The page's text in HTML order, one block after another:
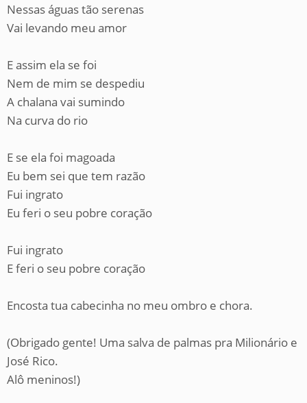
Nessas águas tão serenas
Vai levando meu amor
E assim ela se foi
Nem de mim se despediu
A chalana vai sumindo
Na curva do rio
E se ela foi magoada
Eu bem sei que tem razão
Fui ingrato
Eu feri o seu pobre coração
Fui ingrato
E feri o seu pobre coração
Encosta tua cabecinha no meu ombro e chora.
(Obrigado gente! Uma salva de palmas pra Milionário e
José Rico.
Alô meninos!)